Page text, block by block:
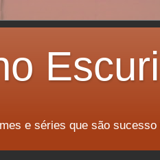
e séries que são